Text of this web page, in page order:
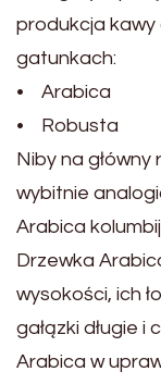
produkcja kawy
gatunkach:
• Arabica
• Robusta
Niby na główny
wybitnie
Arabica
Drzewka
wysokości, ich
gałązki długie i
Arabica w